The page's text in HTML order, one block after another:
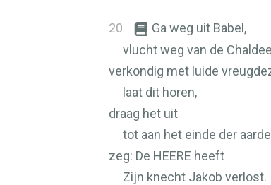
20
Ga weg uit Babel,
vlucht weg van de
verkondig met luide
laat dit horen,
draag het uit
tot aan het einde der
zeg: De HEERE heeft
Zijn knecht Jakob verlost.